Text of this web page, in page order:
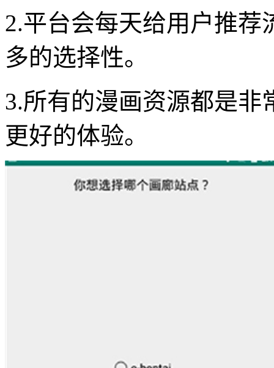
2.平台会每天给用户推
多的选择性。
3.所有的漫画资源都是
更好的体验。